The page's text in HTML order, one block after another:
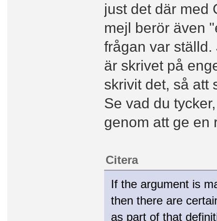
just det där med
mejl berör även
frågan var
är skrivet på
skrivit det, så att
Se vad du
genom att ge en
Citera
If the argument is
then there are
as part of that